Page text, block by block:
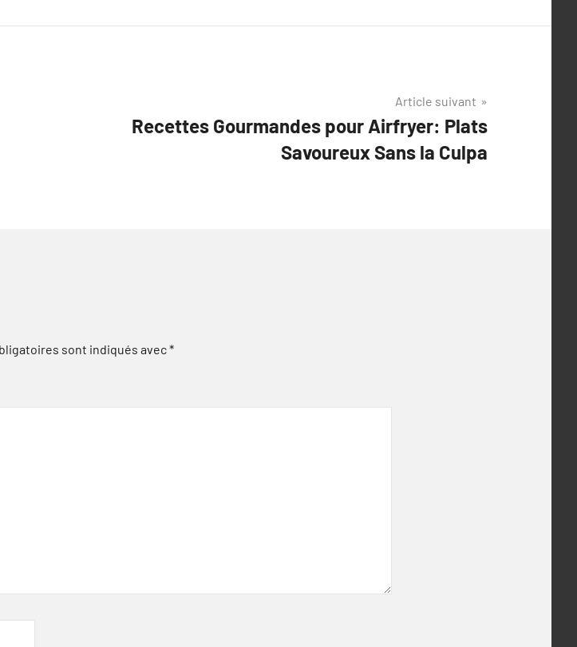
Article suivant
Recettes Gourmandes pour Airfryer: Plats
Savoureux Sans la Culpa
sont indiqués avec*